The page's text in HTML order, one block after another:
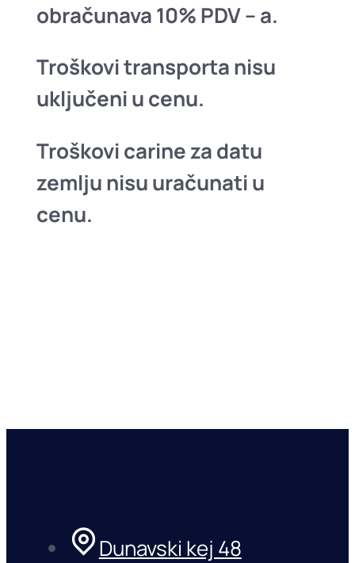
obračunava 10% PDV – a.
Troškovi transporta nisu
uključeni u cenu.
Troškovi carine za datu
zemlju nisu uračunati u
cenu.
Dunavski kej 48